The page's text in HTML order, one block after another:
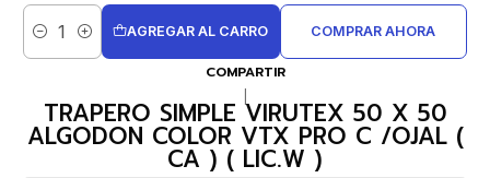
Cantidad
AGREGAR AL CARRO COMPRAR AHORA
COMPARTIR
TRAPERO SIMPLE VIRUTEX 50 X 50
ALGODON COLOR VTX PRO C /OJAL (
CA ) ( LIC.W )